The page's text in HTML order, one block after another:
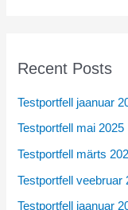
c
f
o
r
:
Recent Posts
Testportfell jaanuar
Testportfell mai 2025
Testportfell märts
Testportfell veebruar
Testportfell jaanuar